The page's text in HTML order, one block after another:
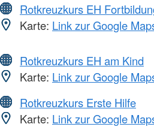
Rotkreuzkurs EH
Karte: Link zur Google
Rotkreuzkurs EH am Kind
Karte: Link zur Google
Rotkreuzkurs Erste Hilfe
Karte: Link zur Google